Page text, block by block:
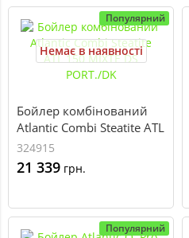
Популярний
Немає в наявності
Бойлер комбінований
Atlantic Combi Steatite ATL
150 MIXTE DS PORT./DK
324915
21 339 грн.
Популярний